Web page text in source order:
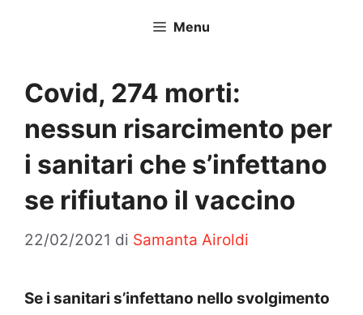
Menu
Covid, 274 morti:
nessun risarcimento per
i sanitari che s’infettano
se rifiutano il vaccino
22/02/2021 di Samanta Airoldi
Se i sanitari s’infettano nello svolgimento